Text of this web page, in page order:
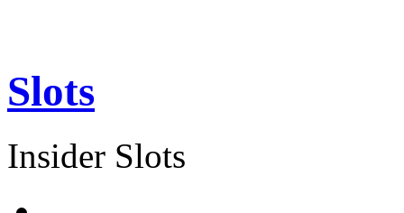
Slots
Insider Slots